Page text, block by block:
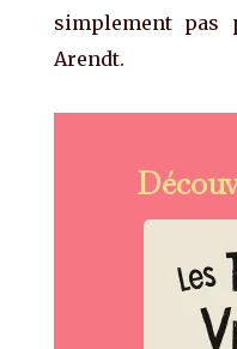
simplement pas
Arendt.